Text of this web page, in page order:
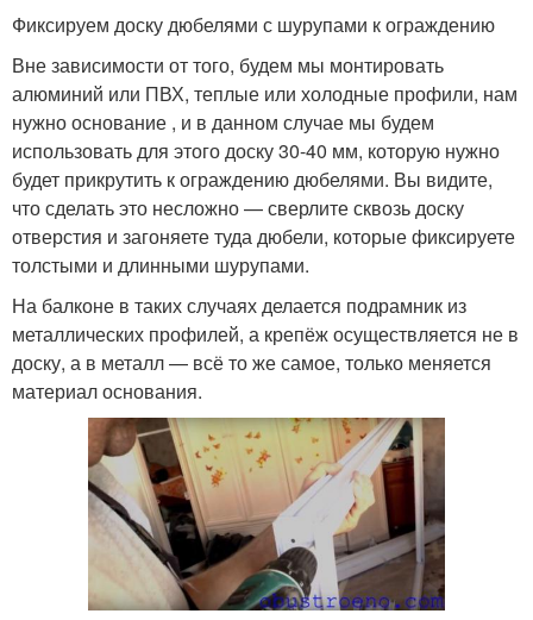
Фиксируем доску дюбелями с шурупами к ограждению
Вне зависимости от того, будем мы монтировать
алюминий или ПВХ, теплые или холодные профили, нам
нужно основание , и в данном случае мы будем
использовать для этого доску 30-40 мм, которую нужно
будет прикрутить к ограждению дюбелями. Вы видите,
что сделать это несложно — сверлите сквозь доску
отверстия и загоняете туда дюбели, которые фиксируете
толстыми и длинными шурупами.
На балконе в таких случаях делается подрамник из
металлических профилей, а крепёж осуществляется не в
доску, а в металл — всё то же самое, только меняется
материал основания.